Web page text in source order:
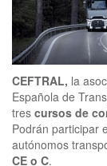
CEFTRAL, la
Española de
tres cursos de
Podrán participar
autónomos
CE o C.